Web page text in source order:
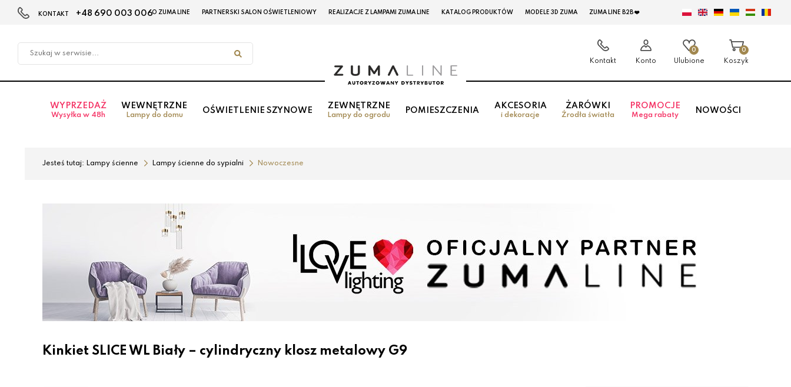
w
KONTAKT +48 690 003 006O ZUMA LINE PARTNERSKI SALON OŚWIETLENIOWY REALIZACJE Z LAMPAMI ZUMA LINE KATALOG PRODUKTÓW MODELE 3D ZUMA ZUMA LINE B2B ❤️
Kontakt Konto
0
Ulubione
0
Koszyk
WYPRZEDAŻ
Wysyłka w 48h
WEWNĘTRZNE
Lampy do domu
OŚWIETLENIE SZYNOWE
ZEWNĘTRZNE
Lampy do ogrodu
POMIESZCZENIA
AKCESORIA
i dekoracje
ŻARÓWKI
Źrodła światła
PROMOCJE
Mega rabaty
NOWOŚCI
Jesteś tutaj: Lampy ścienne Lampy ścienne do sypialni Nowoczesne
Kinkiet SLICE WL Biały – cylindryczny klosz metalowy G9